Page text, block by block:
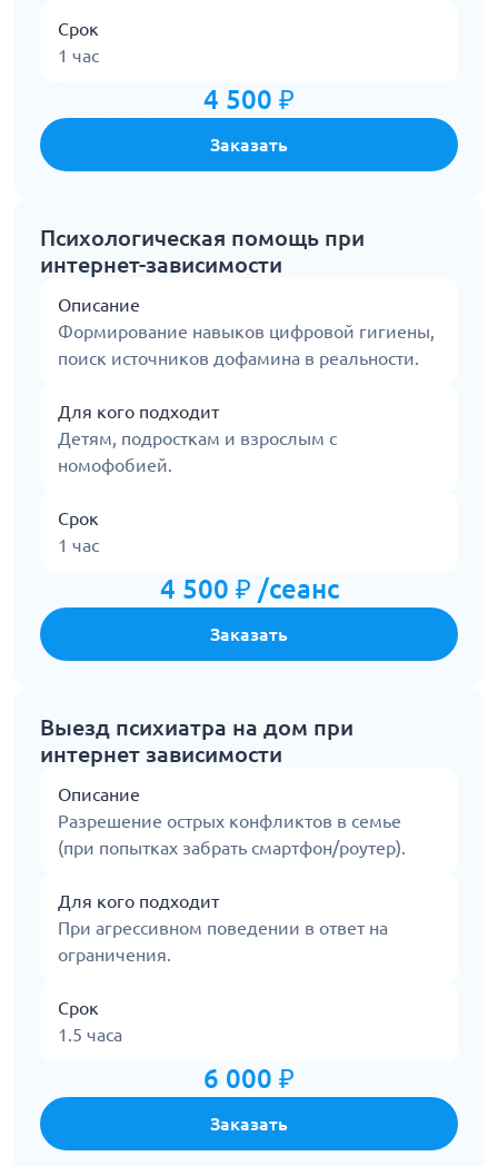
Срок
1 час
4 500 ₽
Заказать
Психологическая помощь при
интернет-зависимости
Описание
Формирование навыков цифровой гигиены,
поиск источников дофамина в реальности.
Для кого подходит
Детям, подросткам и взрослым с
номофобией.
Срок
1 час
4 500 ₽ /сеанс
Заказать
Выезд психиатра на дом при
интернет зависимости
Описание
Разрешение острых конфликтов в семье
(при попытках забрать смартфон/роутер).
Для кого подходит
При агрессивном поведении в ответ на
ограничения.
Срок
1.5 часа
6 000 ₽
Заказать